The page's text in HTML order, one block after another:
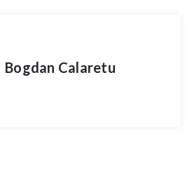
Bogdan Calaretu